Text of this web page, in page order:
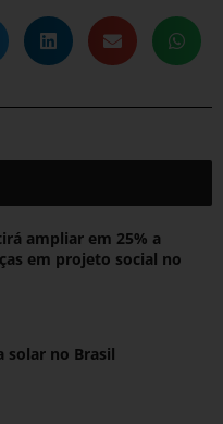
ampliar em 25% a
em projeto social no
solar no Brasil